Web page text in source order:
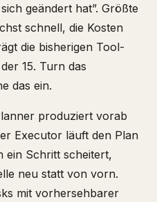
geändert hat”. Größte
schnell, die Kosten
die bisherigen Tool-
15. Turn das
das ein.
produziert vorab
Executor läuft den Plan
ein Schritt scheitert,
neu statt von vorn.
mit vorhersehbarer